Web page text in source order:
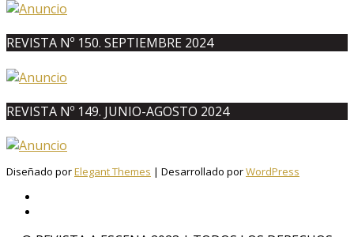
REVISTA Nº 150. SEPTIEMBRE 2024
REVISTA Nº 149. JUNIO-AGOSTO 2024
Diseñado porElegant Themes | Desarrollado porWordPress